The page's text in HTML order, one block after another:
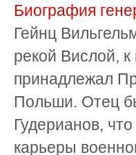
Биография
Гейнц
рекой Вислой,
принадлежал
Польши. Отец
Гудерианов,
карьеры